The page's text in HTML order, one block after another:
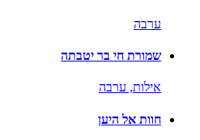
ערבה
שמורת חי בר יטבתה
אילות, ערבה
חוות אל היען